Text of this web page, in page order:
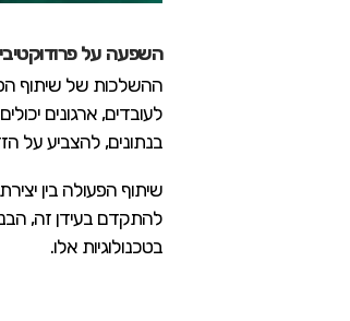
השפעה על
ההשלכות של שיתוף
בנתונים, להצביע על
להתקדם בעידן זה,
בטכנולוגיות אלו.